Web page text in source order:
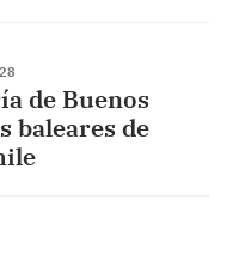
de Buenos
baleares de